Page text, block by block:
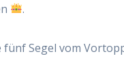
.
fünf Segel vom